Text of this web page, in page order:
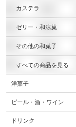
カステラ
ゼリー・和涼菓
その他の和菓子
すべての商品を見る
洋菓子
ビール・酒・ワイン
ドリンク